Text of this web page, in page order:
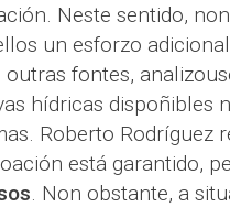
Neste sentido,
un esforzo
outras fontes,
hídricas dispoñibles
Roberto Rodríguez
está garantido,
. Non obstante, a